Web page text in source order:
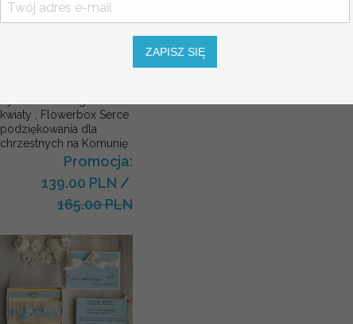
kwiaty , Flowerbox Serce
podziękowania dla
chrzestnych na Komunię
Promocja:
139.00 PLN /
165.00 PLN
ZAPISZ SIĘ